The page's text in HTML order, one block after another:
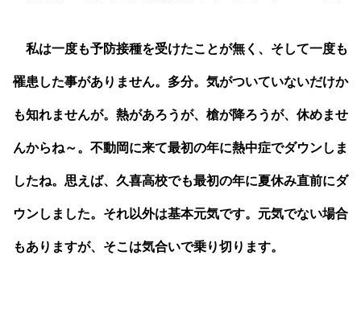
私は一度も予防接種を受けたことが無く、そして一度も
罹患した事がありません。多分。気がついていないだけか
も知れませんが。熱があろうが、槍が降ろうが、休めませ
んからね～。不動岡に来て最初の年に熱中症でダウンしま
したね。思えば、久喜高校でも最初の年に夏休み直前にダ
ウンしました。それ以外は基本元気です。元気でない場合
もありますが、そこは気合いで乗り切ります。